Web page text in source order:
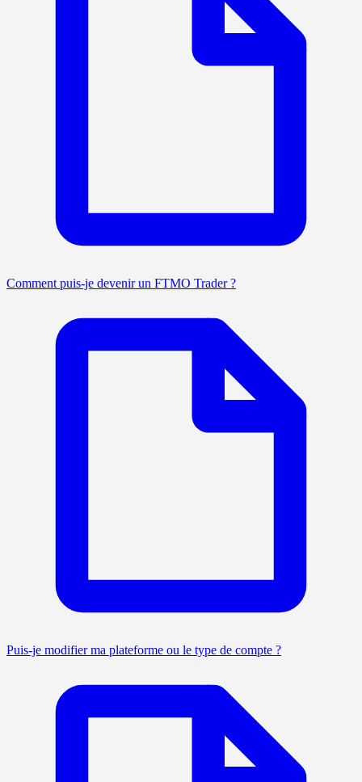
Comment puis-je devenir un FTMO Trader ?
Puis-je modifier ma plateforme ou le type de compte ?